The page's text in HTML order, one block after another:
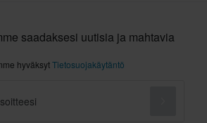
saadaksesi uutisia ja mahtavia
hyväksytTietosuojakäytäntö